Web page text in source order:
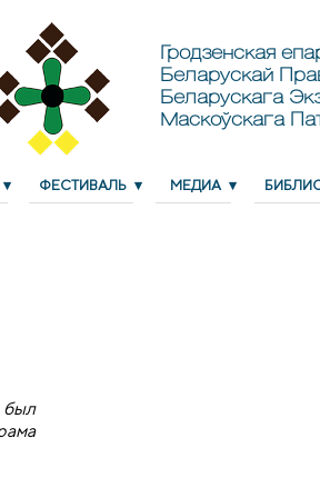
Гродзенская
Беларускай
Беларускага
Маскоўскага
ФЕСТИВАЛЬ МЕДИА
был